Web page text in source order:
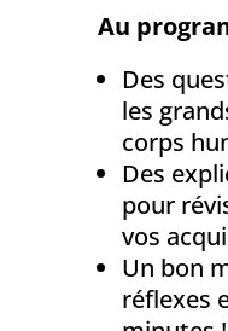
Au
Des
les
corps
Des
pour
vos
Un bon
réflexes